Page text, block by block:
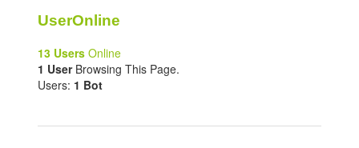
UserOnline
13 Users Online
1 UserBrowsing This Page.
Users: 1 Bot